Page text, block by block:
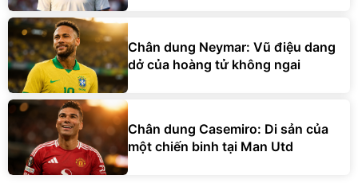
Chân dung Neymar: Vũ điệu dang
dở của hoàng tử không ngai
Chân dung Casemiro: Di sản của
một chiến binh tại Man Utd